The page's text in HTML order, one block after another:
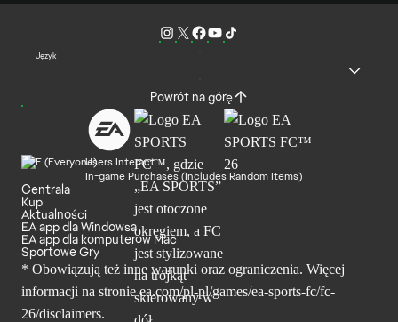
Język
Powrót na górę
Users Interact
In-game Purchases (Includes Random Items)
Centrala
Kup
Aktualności
EA app dla Windowsa
EA app dla komputerów Mac
Sportowe Gry
* Obowiązują też inne warunki oraz ograniczenia. Więcej
informacji na stronie ea.com/pl-pl/games/ea-sports-fc/fc-
26/disclaimers.